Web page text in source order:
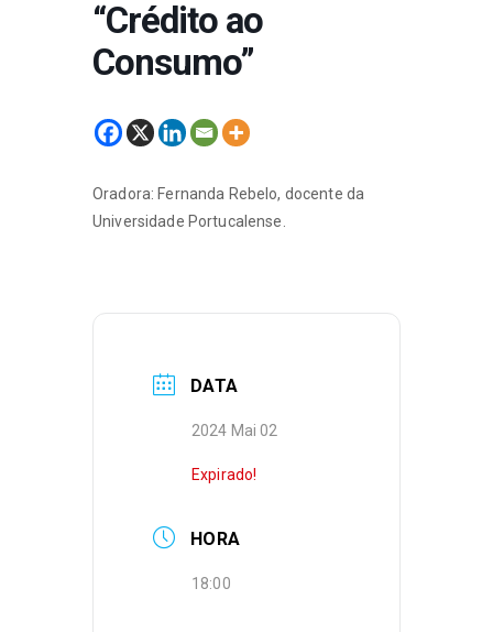
“Crédito ao
Consumo”
Oradora: Fernanda Rebelo, docente da
Universidade Portucalense.
DATA
2024 Mai 02
Expirado!
HORA
18:00